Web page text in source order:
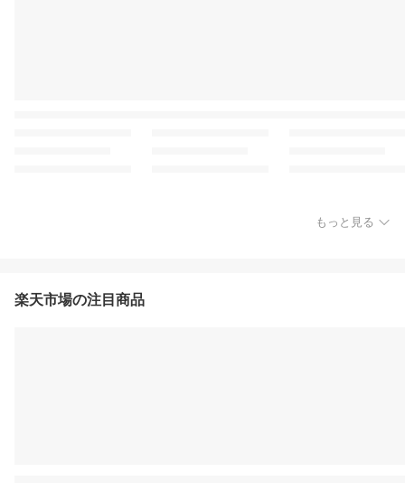
もっと見る
楽天市場の注目商品